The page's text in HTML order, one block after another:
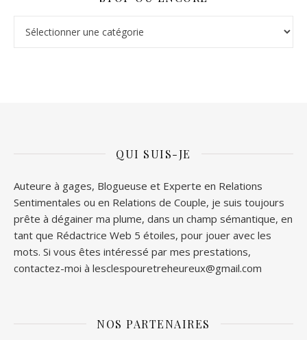
QUI SUIS-JE
Auteure à gages, Blogueuse et Experte en Relations
Sentimentales ou en Relations de Couple, je suis toujours
prête à dégainer ma plume, dans un champ sémantique, en
tant que Rédactrice Web 5 étoiles, pour jouer avec les
mots. Si vous êtes intéressé par mes prestations,
contactez-moi à lesclespouretreheureux@gmail.com
NOS PARTENAIRES